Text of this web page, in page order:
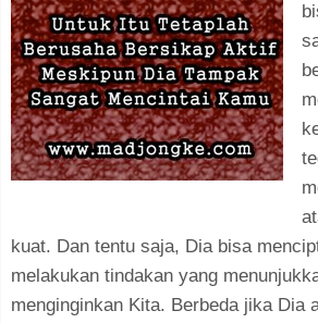
kuat. Dan tentu saja, Dia bisa
melakukan tindakan yang
menginginkan Kita. Berbeda jika Dia